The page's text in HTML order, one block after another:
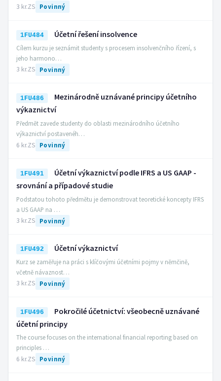
3 kr.ZS Povinný
1FU484 Účetní řešení insolvence
Cílem kurzu je seznámit studenty s procesem insolvenčního řízení, s
jeho harmono…
3 kr.ZS Povinný
1FU486
Mezinárodně uznávané principy účetního
výkaznictví
Předmět zavede studenty do oblasti mezinárodního účetního
výkaznictví postavenéh…
6 kr.ZS Povinný
1FU491
Účetní výkaznictví podle IFRS a US GAAP -
srovnání a případové studie
Podstatou tohoto předmětu je demonstrovat teoretické koncepty IFRS
a US GAAP na …
3 kr.ZS Povinný
1FU492 Účetní výkaznictví
Kurz se zaměřuje na práci s klíčovými účetními pojmy v němčině,
včetně návaznost…
3 kr.ZS Povinný
1FU496
Pokročilé účetnictví: všeobecně uznávané
účetní principy
The course focuses on the international financial reporting based on
principles …
6 kr.ZS Povinný